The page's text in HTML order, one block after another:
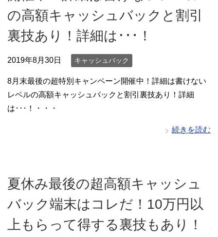
の高額キャッシュバックと割引
裏技あり！詳細は･･･！
2019年8月30日 キャッシュバック
8月末最後の超特別キャンペーン開催中！詳細は書けない
レベルの高額キャッシュバックと割引裏技あり！詳細
は･･･！・・・
続きを読む
夏休み最後の超高額キャッシュ
バック端末はコレだ！10万円以
上もらって得する裏技もあり！